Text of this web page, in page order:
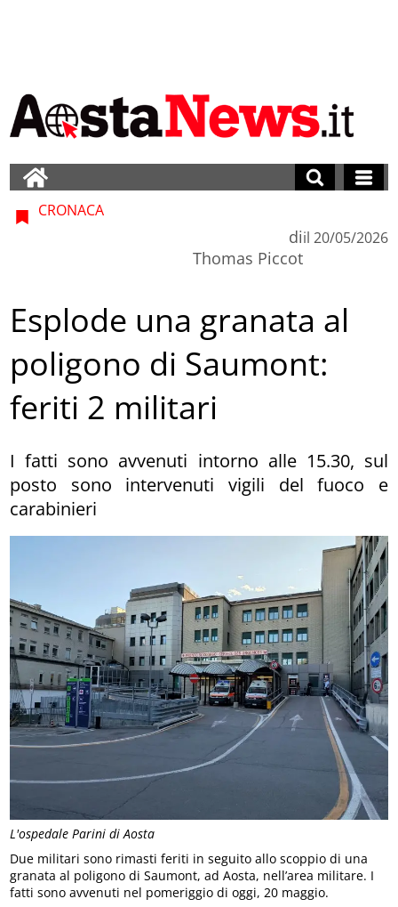
L'ospedale Parini di Aosta
CRONACA
di
Thomas Piccot
il 20/05/2026
Esplode una granata al
poligono di Saumont:
feriti 2 militari
I fatti sono avvenuti intorno alle 15.30, sul
posto sono intervenuti vigili del fuoco e
carabinieri
Due militari sono rimasti feriti in seguito allo scoppio di una
granata al poligono di Saumont, ad Aosta, nell’area militare. I
fatti sono avvenuti nel pomeriggio di oggi, 20 maggio.